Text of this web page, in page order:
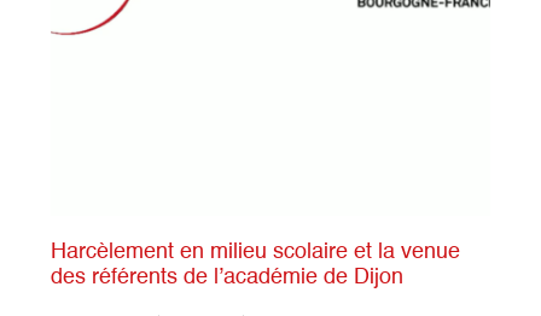
Harcèlement en milieu scolaire et la venue
des référents de l’académie de Dijon